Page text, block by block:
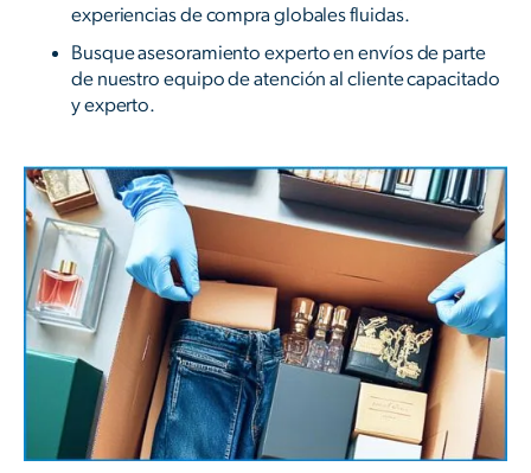
experiencias de compra globales fluidas.
Busque asesoramiento experto en envíos de parte
de nuestro equipo de atención al cliente capacitado
y experto.